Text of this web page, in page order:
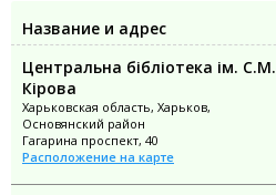
Название и адрес
Центральна бібліотека ім. С.М.
Кірова
Харьковская область, Харьков,
Основянский район
Гагарина проспект, 40
Расположение на карте